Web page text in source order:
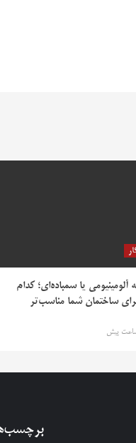
آلومینیومی یا سمباده‌ای؛ کدام
ساختمان شما مناسب‌تر